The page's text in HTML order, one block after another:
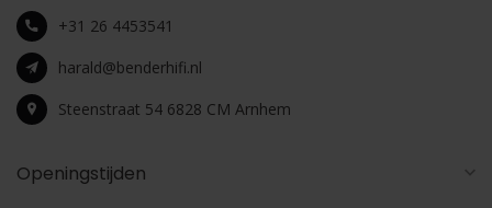
+31 26 4453541
harald@benderhifi.nl
Steenstraat 54 6828 CM Arnhem
Openingstijden